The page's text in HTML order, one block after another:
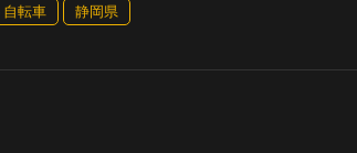
自転車 静岡県